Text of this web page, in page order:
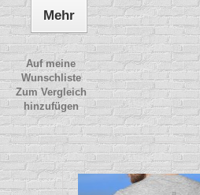
Mehr
Auf meine
Wunschliste
Zum Vergleich
hinzufügen